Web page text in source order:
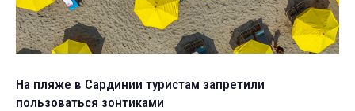
На пляже в Сардинии туристам запретили
пользоваться зонтиками